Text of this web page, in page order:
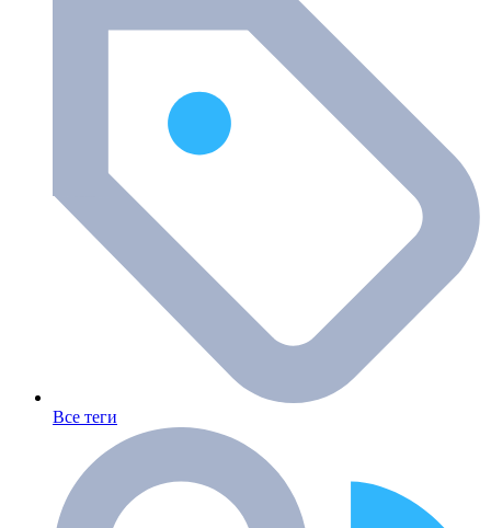
Все теги